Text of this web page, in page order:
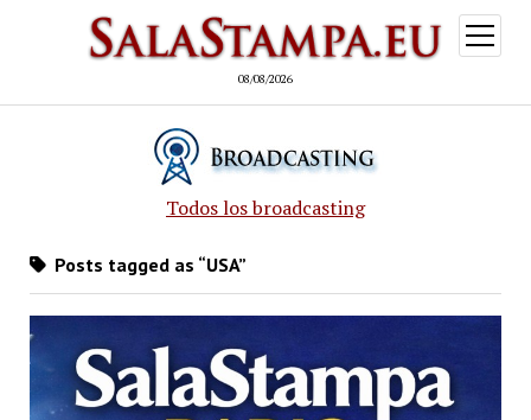
08/08/2026
open
menu
Todos los broadcasting
Posts tagged as “USA”